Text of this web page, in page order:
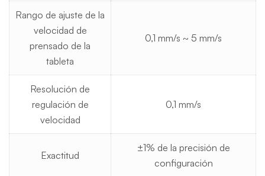
Rango de ajuste de la
velocidad de
prensado de la
tableta
0,1 mm/s ~ 5 mm/s
Resolución de
regulación de
velocidad
0,1 mm/s
Exactitud
±1% de la precisión de
configuración